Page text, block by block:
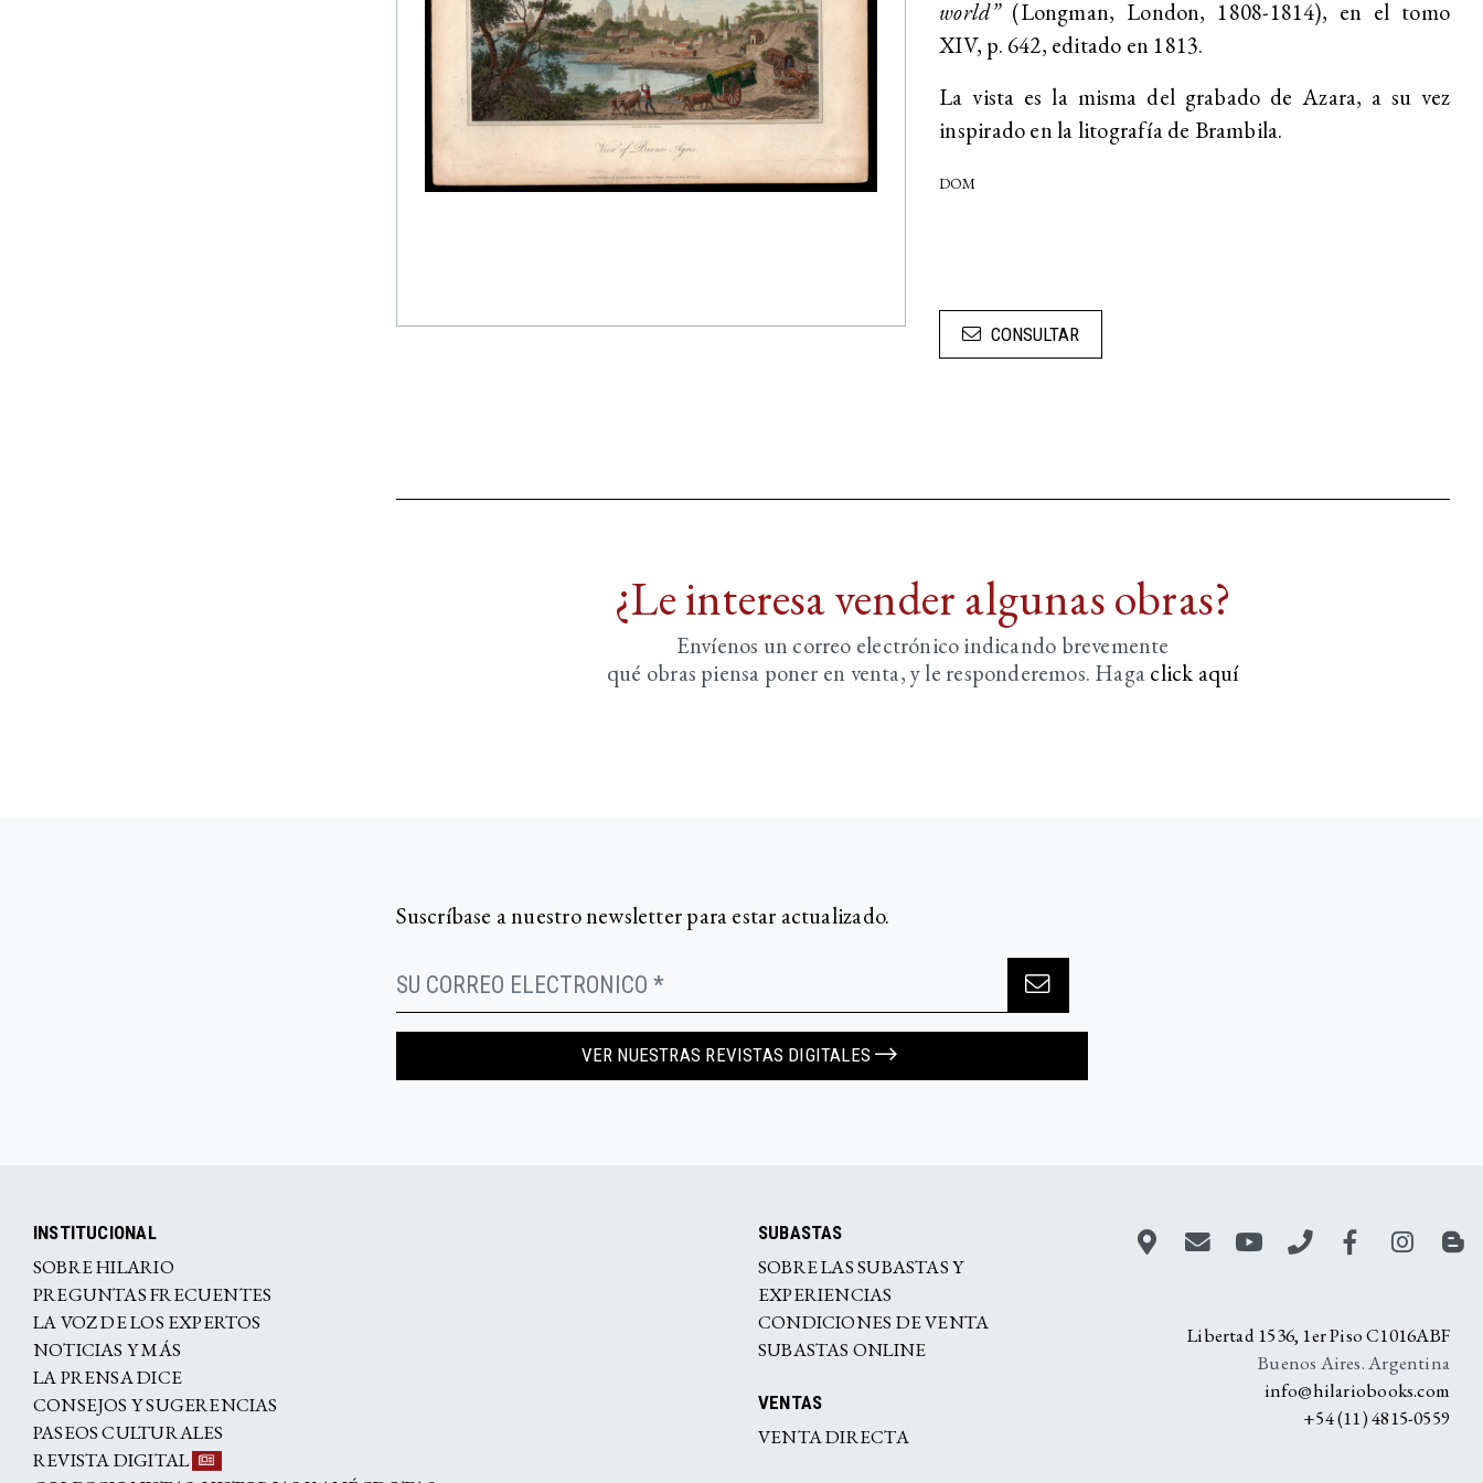
world”(Longman, London, 1808-1814), en el tomo
XIV, p. 642, editado en 1813.
La vista es la misma del grabado de Azara, a su vez
inspirado en la litografía de Brambila.
DOM
CONSULTAR
¿Le interesa vender algunas obras?
Envíenos un correo electrónico indicando brevemente
qué obras piensa poner en venta, y le responderemos. Hagaclick aquí­
Suscríbase a nuestro newsletter para estar actualizado.
VER NUESTRAS REVISTAS DIGITALES
INSTITUCIONAL
SOBRE HILARIO
PREGUNTAS FRECUENTES
LA VOZ DE LOS EXPERTOS
NOTICIAS Y MÁS
LA PRENSA DICE
CONSEJOS Y SUGERENCIAS
PASEOS CULTURALES
REVISTA DIGITAL
SUBASTAS
SOBRE LAS SUBASTAS Y
EXPERIENCIAS
CONDICIONES DE VENTA
SUBASTAS ONLINE
VENTAS
VENTA DIRECTA
Libertad 1536, 1er Piso C1016ABF
Buenos Aires. Argentina
info@hilariobooks.com
+54 (11) 4815-0559